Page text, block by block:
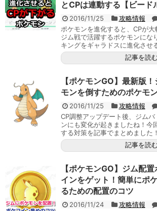
とCPは連動する【ビード
2016/11/25 攻略情報
ポケモンを進化すると、CPが
ジム戦で活躍するポケモンにな
キングをギャラドスに進化させ
記事を読む
【ポケモンGO】最新版
モンを倒すためのポケモ
2016/11/25 攻略情報
CP調整アップデート後、ジム
ンにも変化が起きましたね！今
する対策を記事でまとめました！
記事を読む
【ポケモンGO】ジム配
インをゲット！簡単にポ
るための配置のコツ
2016/11/24 攻略情報